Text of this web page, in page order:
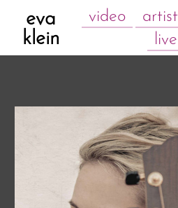
eva
klein
video artist
live